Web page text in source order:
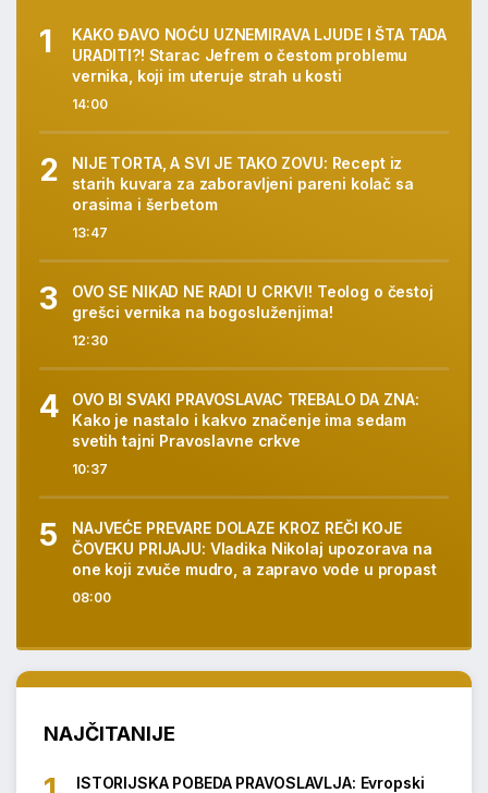
14:00
KAKO ĐAVO NOĆU UZNEMIRAVA LJUDE I ŠTA TADA
URADITI?! Starac Jefrem o čestom problemu
vernika, koji im uteruje strah u kosti
13:47
NIJE TORTA, A SVI JE TAKO ZOVU: Recept iz
starih kuvara za zaboravljeni pareni kolač sa
orasima i šerbetom
12:30
OVO SE NIKAD NE RADI U CRKVI! Teolog o čestoj
grešci vernika na bogosluženjima!
10:37
OVO BI SVAKI PRAVOSLAVAC TREBALO DA ZNA:
Kako je nastalo i kakvo značenje ima sedam
svetih tajni Pravoslavne crkve
08:00
NAJVEĆE PREVARE DOLAZE KROZ REČI KOJE
ČOVEKU PRIJAJU: Vladika Nikolaj upozorava na
one koji zvuče mudro, a zapravo vode u propast
NAJČITANIJE
ISTORIJSKA POBEDA PRAVOSLAVLJA: Evropski